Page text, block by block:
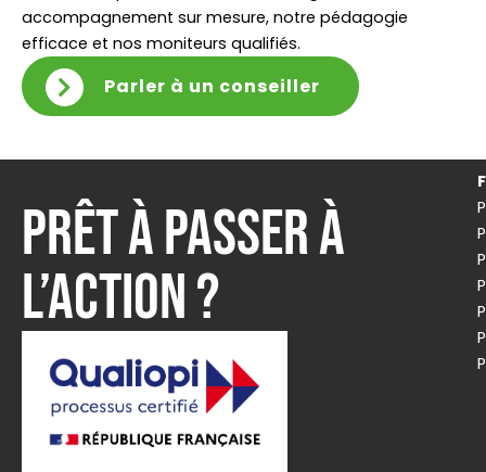
accompagnement sur mesure, notre pédagogie
efficace et nos moniteurs qualifiés.
Parler à un conseiller
Prêt à passer à
l’action ?